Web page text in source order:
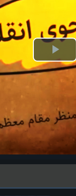
پخش
ویدیو